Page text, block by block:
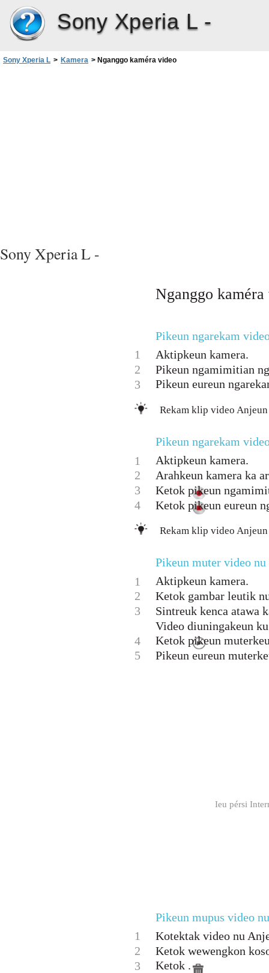
Sony Xperia L -
Sony Xperia L > Kamera > Nganggo kaméra video
Sony Xperia L -
Nganggo kaméra
Pikeun ngarekam
1
Aktipkeun kamera.
2
Pikeun ngamimitian
3
Pikeun eureun
Rekam klip video
Pikeun ngarekam
1
Aktipkeun kamera.
2
Arahkeun kamera ka
3
Ketok pikeun
4
Ketok pikeun eureun
Rekam klip video
Pikeun muter video
1
Aktipkeun kamera.
2
Ketok gambar leutik
3
Sintreuk kenca atawa
Video diuningakeun
4
Ketok pikeun
5
Pikeun eureun
Ieu pérsi
Pikeun mupus video
1
Kotektak video nu
2
Ketok wewengkon
3
Ketok .